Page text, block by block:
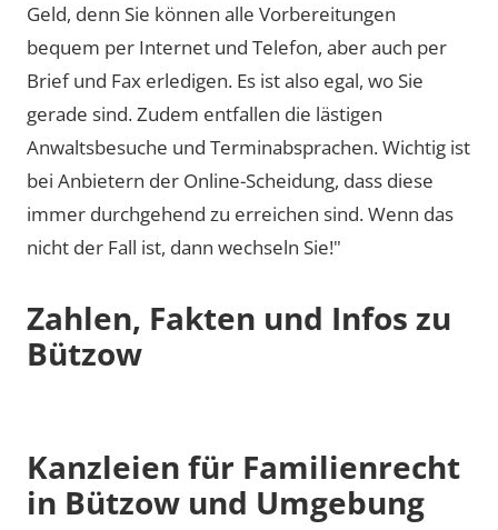
Geld, denn Sie können alle Vorbereitungen
bequem per Internet und Telefon, aber auch per
Brief und Fax erledigen. Es ist also egal, wo Sie
gerade sind. Zudem entfallen die lästigen
Anwaltsbesuche und Terminabsprachen. Wichtig ist
bei Anbietern der Online-Scheidung, dass diese
immer durchgehend zu erreichen sind. Wenn das
nicht der Fall ist, dann wechseln Sie!"
Zahlen, Fakten und Infos zu
Bützow
Kanzleien für Familienrecht
in Bützow und Umgebung